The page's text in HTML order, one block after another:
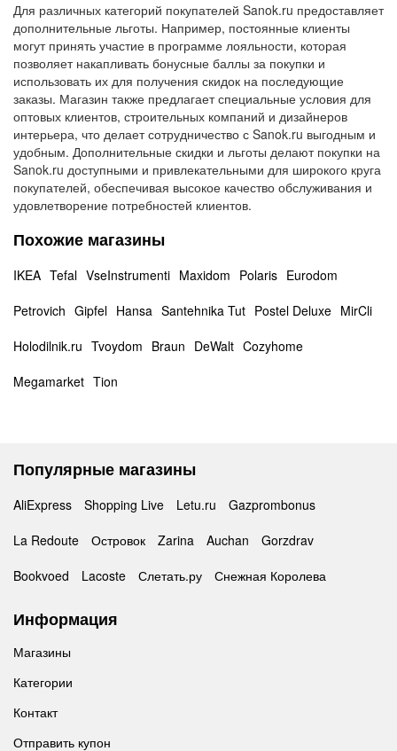
Для различных категорий покупателей Sanok.ru предоставляет
дополнительные льготы. Например, постоянные клиенты
могут принять участие в программе лояльности, которая
позволяет накапливать бонусные баллы за покупки и
использовать их для получения скидок на последующие
заказы. Магазин также предлагает специальные условия для
оптовых клиентов, строительных компаний и дизайнеров
интерьера, что делает сотрудничество с Sanok.ru выгодным и
удобным. Дополнительные скидки и льготы делают покупки на
Sanok.ru доступными и привлекательными для широкого круга
покупателей, обеспечивая высокое качество обслуживания и
удовлетворение потребностей клиентов.
Похожие магазины
IKEA Tefal VseInstrumenti Maxidom Polaris Eurodom
Petrovich Gipfel Hansa Santehnika Tut Postel Deluxe MirCli
Holodilnik.ru Tvoydom Braun DeWalt Cozyhome
Megamarket Tion
Популярные магазины
AliExpress Shopping Live Letu.ru
Gazprombonus
La Redoute
Островок Zarina Auchan
Gorzdrav
Bookvoed
Lacoste Слетать.ру Снежная Королева
Информация
Магазины
Категории
Контакт
Отправить купон